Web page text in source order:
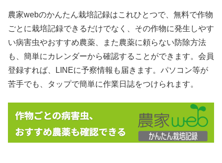
農家webのかんたん栽培記録はこれひとつで、無料で作物
ごとに栽培記録できるだけでなく、その作物に発生しやす
い病害虫やおすすめ農薬、また農薬に頼らない防除方法
も、簡単にカレンダーから確認することができます。会員
登録すれば、LINEに予察情報も届きます。パソコン等が
苦手でも、タップで簡単に作業日誌をつけられます。